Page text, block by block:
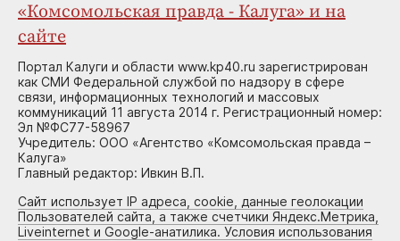
«Комсомольская правда - Калуга» и на
сайте
Портал Калуги и области www.kp40.ru зарегистрирован
как СМИ Федеральной службой по надзору в сфере
связи, информационных технологий и массовых
коммуникаций 11 августа 2014 г. Регистрационный номер:
Эл №ФС77-58967
Учредитель: ООО «Агентство «Комсомольская правда –
Калуга»
Главный редактор: Ивкин В.П.
Сайт использует IP адреса, cookie, данные геолокации
Пользователей сайта, а также счетчики Яндекс.Метрика,
Liveinternet и Google-анатилика. Условия использования